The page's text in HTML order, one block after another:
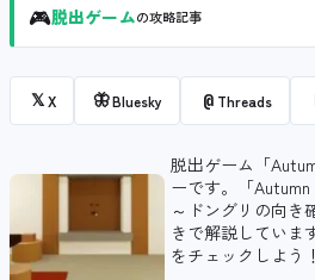
🎮脱出ゲームの攻略記事
𝕏X 🦋Bluesky @ Threads
脱出ゲーム「
ーです。「
～ドングリの向き
きで解説していま
をチェックしよう！